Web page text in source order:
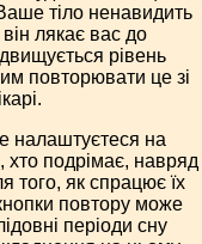
тіло ненавидить
лякає вас до
рівень
повторювати це зі
налаштуєтеся на
хто подрімає, навряд
того, як спрацює їх
повтору може
періоди сну